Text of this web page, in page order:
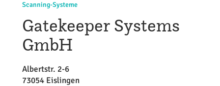
Scanning-Systeme
Gatekeeper Systems
GmbH
Albertstr. 2-6
73054 Eislingen